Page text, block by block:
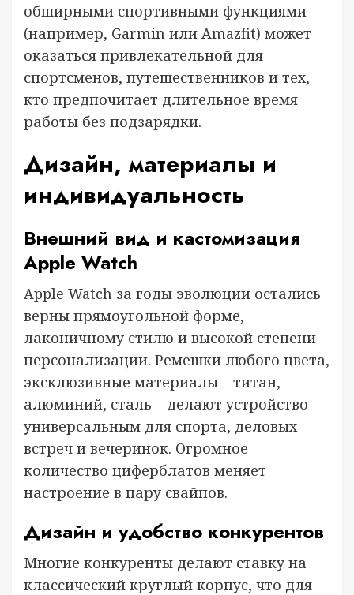
обширными спортивными функциями
(например, Garmin или Amazfit) может
оказаться привлекательной для
спортсменов, путешественников и тех,
кто предпочитает длительное время
работы без подзарядки.
Дизайн, материалы и
индивидуальность
Внешний вид и кастомизация
Apple Watch
Apple Watch за годы эволюции остались
верны прямоугольной форме,
лаконичному стилю и высокой степени
персонализации. Ремешки любого цвета,
эксклюзивные материалы – титан,
алюминий, сталь – делают устройство
универсальным для спорта, деловых
встреч и вечеринок. Огромное
количество циферблатов меняет
настроение в пару свайпов.
Дизайн и удобство конкурентов
Многие конкуренты делают ставку на
классический круглый корпус, что для